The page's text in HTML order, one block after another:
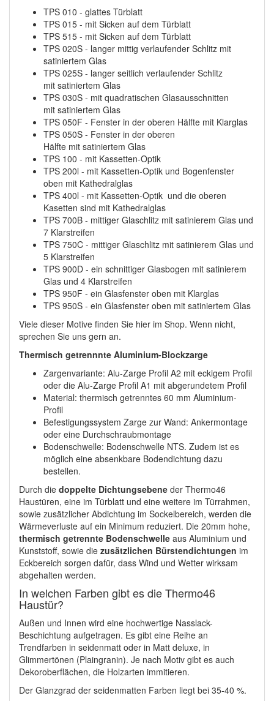
TPS 010 - glattes Türblatt
TPS 015 - mit Sicken auf dem Türblatt
TPS 515 - mit Sicken auf dem Türblatt
TPS 020S - langer mittig verlaufender Schlitz mit
satiniertem Glas
TPS 025S - langer seitlich verlaufender Schlitz
mit satiniertem Glas
TPS 030S - mit quadratischen Glasausschnitten
mit satiniertem Glas
TPS 050F - Fenster in der oberen Hälfte mit Klarglas
TPS 050S - Fenster in der oberen
Hälfte mit satiniertem Glas
TPS 100 - mit Kassetten-Optik
TPS 200l - mit Kassetten-Optik und Bogenfenster
oben mit Kathedralglas
TPS 400l - mit Kassetten-Optik und die oberen
Kasetten sind mit Kathedralglas
TPS 700B - mittiger Glaschlitz mit satinierem Glas und
7 Klarstreifen
TPS 750C - mittiger Glaschlitz mit satinierem Glas und
5 Klarstreifen
TPS 900D - ein schnittiger Glasbogen mit satinierem
Glas und 4 Klarstreifen
TPS 950F - ein Glasfenster oben mit Klarglas
TPS 950S - ein Glasfenster oben mit satiniertem Glas
Viele dieser Motive finden Sie hier im Shop. Wenn nicht,
sprechen Sie uns gern an.
Thermisch getrennnte Aluminium-Blockzarge
Zargenvariante: Alu-Zarge Profil A2 mit eckigem Profil
oder die Alu-Zarge Profil A1 mit abgerundetem Profil
Material: thermisch getrenntes 60 mm Aluminium-
Profil
Befestigungssystem Zarge zur Wand: Ankermontage
oder eine Durchschraubmontage
Bodenschwelle: Bodenschwelle NTS. Zudem ist es
möglich eine absenkbare Bodendichtung dazu
bestellen.
Durch die doppelte Dichtungsebene der Thermo46
Haustüren, eine im Türblatt und eine weitere im Türrahmen,
sowie zusätzlicher Abdichtung im Sockelbereich, werden die
Wärmeverluste auf ein Minimum reduziert. Die 20mm hohe,
thermisch getrennte Bodenschwelle aus Aluminium und
Kunststoff, sowie die zusätzlichen Bürstendichtungen im
Eckbereich sorgen dafür, dass Wind und Wetter wirksam
abgehalten werden.
In welchen Farben gibt es die Thermo46
Haustür?
Außen und Innen wird eine hochwertige Nasslack-
Beschichtung aufgetragen. Es gibt eine Reihe an
Trendfarben in seidenmatt oder in Matt deluxe, in
Glimmertönen (Plaingranin). Je nach Motiv gibt es auch
Dekoroberflächen, die Holzarten immitieren.
Der Glanzgrad der seidenmatten Farben liegt bei 35-40 %.